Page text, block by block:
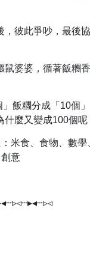
，彼此爭吵，最後
鼠婆婆，循著飯糰
飯糰分成「10個
什麼又變成100個呢
米食、食物、數學
意